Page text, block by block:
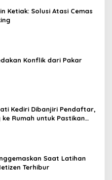
Ketiak: Solusi Atasi Cemas
Konflik dari Pakar
Kediri Dibanjiri Pendaftar,
ke Rumah untuk Pastikan
Saat Latihan
Terhibur